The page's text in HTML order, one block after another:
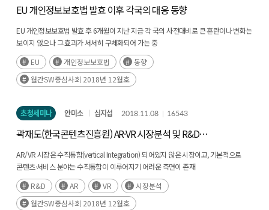
EU 개인정보보호법 발효 이후 각국의 대응 동향
EU 개인정보보호법 발효 후 6개월이 지난 지금 각 국의 사전대비로 큰 혼란이나 변화는
보이지 않으나 그 효과가 서서히 구체화되어 가는 중
국내 기업의 원활한 EU 진출과 EU 거주민 개인정보의 역외 이전을 위해선 EU가
실시하는 개인정보보호체계에 대한 적정성 평가를 통과해야 하지만(후략)
EU 개인정보보호법
동향
월간SW중심사회 2018년 12월호
초청세미나 안미소 심지섭 2018.11.08 16543
곽재도(한국콘텐츠진흥원) AR·VR 시장분석 및 R&D
지원방향
AR/VR 시장은 수직통합(vertical Integration) 되어있지 않은 시장이고, 기본적으로
콘텐츠·서비스 분야는 수직통합이 이루어지기 어려운 측면이 존재
AR/VR 시장은 계속적으로 성장하고 있고, 현재 추이를 보면 2020년 전 세계
시장규모는 700억 달러로 예상. 주 적용 분야는 게임, 교육, 헬스케어 등(후략)
R&D AR VR
시장분석
월간SW중심사회 2018년 12월호